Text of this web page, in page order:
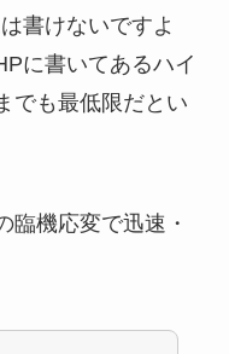
書けないですよ
に書いてあるハイ
でも最低限だとい
臨機応変で迅速・